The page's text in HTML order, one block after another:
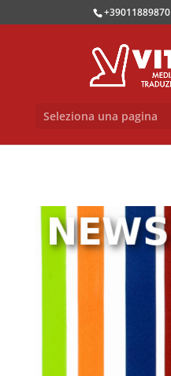
+39011889870
Seleziona una pagina